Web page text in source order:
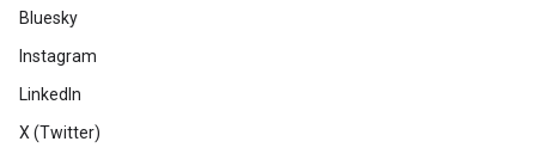
Bluesky
Instagram
LinkedIn
X (Twitter)